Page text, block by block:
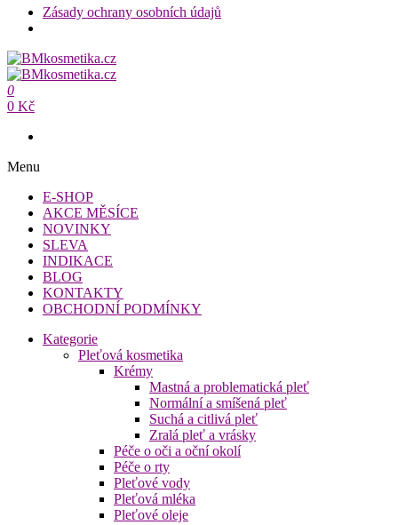
Zásady ochrany osobních údajů
Přeskočit
na
obsah
BMkosmetika.cz
BMkosmetika.cz
0
0 Kč
Menu
E-SHOP
AKCE MĚSÍCE
NOVINKY
SLEVA
INDIKACE
BLOG
KONTAKTY
OBCHODNÍ PODMÍNKY
Kategorie
Pleťová kosmetika
Krémy
Mastná a problematická pleť
Normální a smíšená pleť
Suchá a citlivá pleť
Zralá pleť a vrásky
Péče o oči a oční okolí
Péče o rty
Pleťové vody
Pleťová mléka
Pleťové oleje